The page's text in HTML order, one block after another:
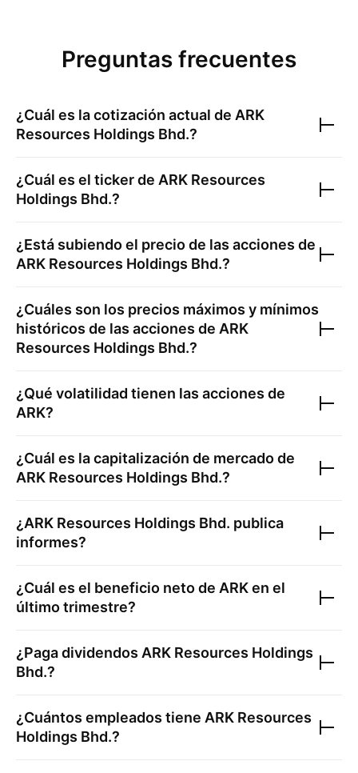
Preguntas frecuentes
¿Cuál es la cotización actual de ARK
Resources Holdings Bhd.?
¿Cuál es el ticker de ARK Resources
Holdings Bhd.?
¿Está subiendo el precio de las acciones de
ARK Resources Holdings Bhd.?
¿Cuáles son los precios máximos y mínimos
históricos de las acciones de ARK
Resources Holdings Bhd.?
¿Qué volatilidad tienen las acciones de
ARK?
¿Cuál es la capitalización de mercado de
ARK Resources Holdings Bhd.?
¿ARK Resources Holdings Bhd. publica
informes?
¿Cuál es el beneficio neto de ARKen el
último trimestre?
¿Paga dividendos ARK Resources Holdings
Bhd.?
¿Cuántos empleados tiene ARK Resources
Holdings Bhd.?